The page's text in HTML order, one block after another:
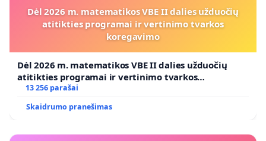
Dėl 2026 m. matematikos VBE II dalies užduočių
atitikties programai ir vertinimo tvarkos
koregavimo
Dėl 2026 m. matematikos VBE II dalies užduočių
atitikties programai ir vertinimo tvarkos
koregavimo
13 256 parašai
Skaidrumo pranešimas